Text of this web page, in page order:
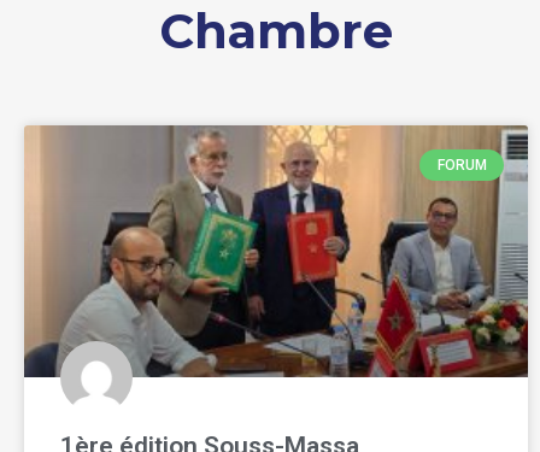
Chambre
FORUM
1ère édition Souss-Massa